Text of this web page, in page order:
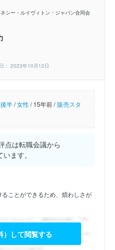
シー・ルイヴィトン・ジャパン合同会
： 2023年10月12日
半/女性/15年前 / 販売スタ
点は転職会議から
ます。
ことができるため、煩わしさが
）して閲覧する